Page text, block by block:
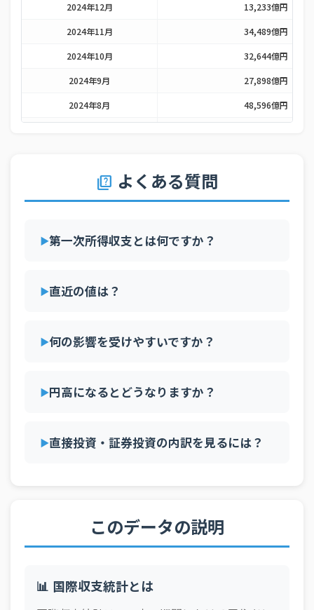
2024年12月 13,233億円
2024年11月 34,489億円
2024年10月 32,644億円
2024年9月 27,898億円
2024年8月 48,596億円
2024年5月
2024年4月 39,701億円
quiz よくある質問
第一次所得収支とは何ですか？
直近の値は？
何の影響を受けやすいですか？
円高になるとどうなりますか？
直接投資・証券投資の内訳を見るには？
このデータの説明
📊 国際収支統計とは